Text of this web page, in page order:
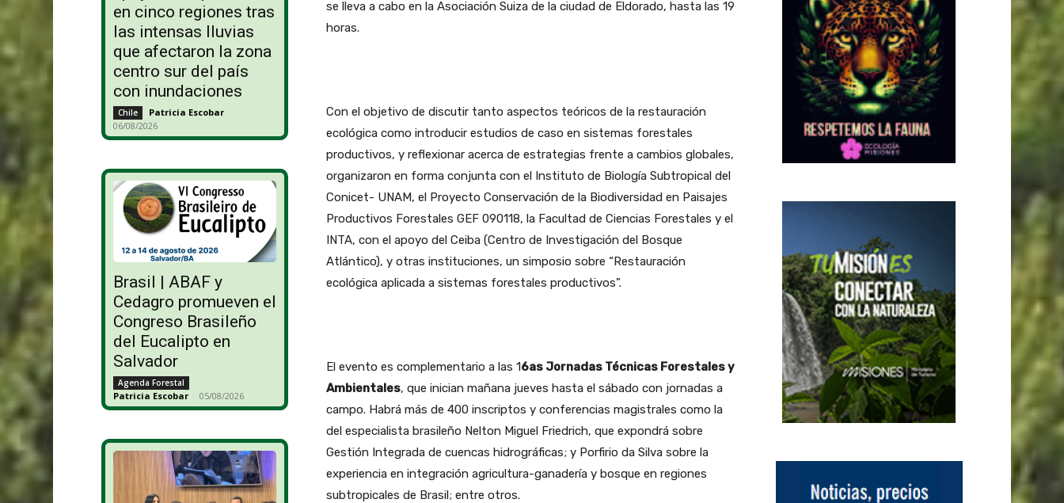
en cinco regiones tras
las intensas lluvias
que afectaron la zona
centro sur del país
con inundaciones
Chile Patricia Escobar -
06/08/2026
Brasil | ABAF y
Cedagro promueven el
Congreso Brasileño
del Eucalipto en
Salvador
Agenda Forestal
Patricia Escobar - 05/08/2026
se lleva a cabo en la Asociación Suiza de la ciudad de Eldorado, hasta las 19
horas.
Con el objetivo de discutir tanto aspectos teóricos de la restauración
ecológica como introducir estudios de caso en sistemas forestales
productivos, y reflexionar acerca de estrategias frente a cambios globales,
organizaron en forma conjunta con el Instituto de Biología Subtropical del
Conicet- UNAM, el Proyecto Conservación de la Biodiversidad en Paisajes
Productivos Forestales GEF 090118, la Facultad de Ciencias Forestales y el
INTA, con el apoyo del Ceiba (Centro de Investigación del Bosque
Atlántico), y otras instituciones, un simposio sobre “Restauración
ecológica aplicada a sistemas forestales productivos”.
El evento es complementario a las 16as Jornadas Técnicas Forestales y
Ambientales, que inician mañana jueves hasta el sábado con jornadas a
campo. Habrá más de 400 inscriptos y conferencias magistrales como la
del especialista brasileño Nelton Miguel Friedrich, que expondrá sobre
Gestión Integrada de cuencas hidrográficas; y Porfirio da Silva sobre la
experiencia en integración agricultura-ganadería y bosque en regiones
subtropicales de Brasil; entre otros.